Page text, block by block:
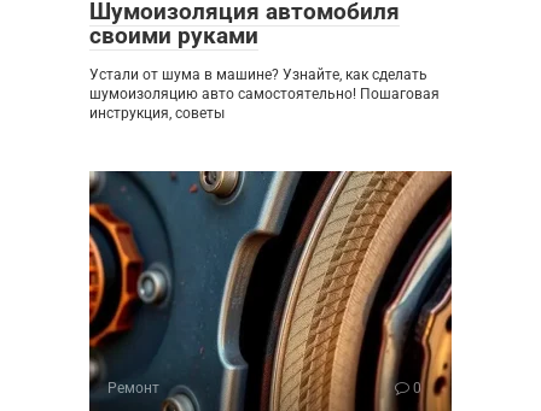
Шумоизоляция автомобиля
своими руками
Устали от шума в машине? Узнайте, как сделать
шумоизоляцию авто самостоятельно! Пошаговая
инструкция, советы
Ремонт 0